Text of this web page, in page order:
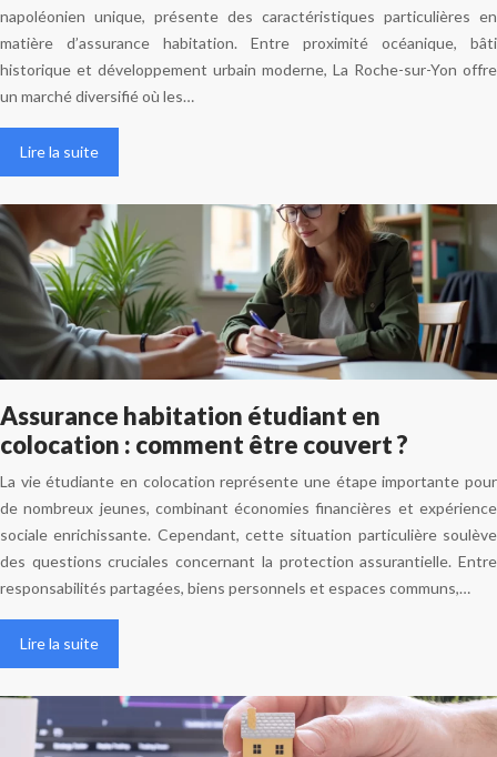
napoléonien unique, présente des caractéristiques particulières en
matière d’assurance habitation. Entre proximité océanique, bâti
historique et développement urbain moderne, La Roche-sur-Yon offre
un marché diversifié où les…
Lire la suite
Assurance habitation étudiant en
colocation : comment être couvert ?
La vie étudiante en colocation représente une étape importante pour
de nombreux jeunes, combinant économies financières et expérience
sociale enrichissante. Cependant, cette situation particulière soulève
des questions cruciales concernant la protection assurantielle. Entre
responsabilités partagées, biens personnels et espaces communs,…
Lire la suite